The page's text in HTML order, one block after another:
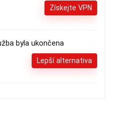
Získejte VPN
byla ukončena
Lepší alternativa